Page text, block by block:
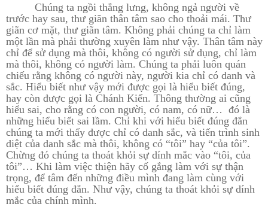
Chúng ta ngồi thẳng lưng, không ngả người về
trước hay sau, thư giãn thân tâm sao cho thoải mái. Thư
giãn cơ mặt, thư giãn tâm. Không phải chúng ta chỉ làm
một lần mà phải thường xuyên làm như vậy. Thân tâm này
chỉ để sử dụng mà thôi, không có người sử dụng, chỉ làm
mà thôi, không có người làm. Chúng ta phải luôn quán
chiếu rằng không có người này, người kia chỉ có danh và
sắc. Hiểu biết như vậy mới được gọi là hiểu biết đúng,
hay còn được gọi là Chánh Kiến. Thông thường ai cũng
hiểu sai, cho rằng có con người, có nam, có nữ… đó là
những hiểu biết sai lầm. Chỉ khi với hiểu biết đúng đắn
chúng ta mới thấy được chỉ có danh sắc, và tiến trình sinh
diệt của danh sắc mà thôi, không có “tôi” hay “của tôi”.
Chừng đó chúng ta thoát khỏi sự dính mắc vào “tôi, của
tôi”… Khi làm việc thiện hãy cố gắng làm với sự thận
trọng, để tâm đến những điều mình đang làm cùng với
hiểu biết đúng đắn. Như vậy, chúng ta thoát khỏi sự dính
mắc của chính mình.